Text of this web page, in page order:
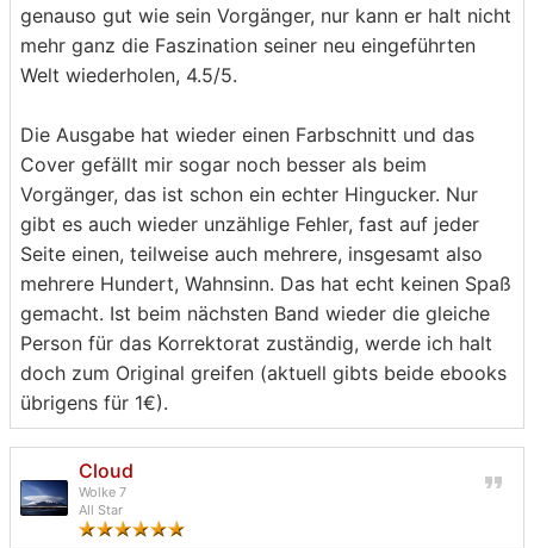
Handlung fängt mit einem mysteriösen Mordfall
an: Aus dem Opfer ist ein Baum gewachsen...
Eine fantastische Welt, eine interessante Story,
gestimmt und das Buch war in Windeseile
durch. Die weiteren Fälle werde ich mir definitiv
auch noch holen. 5/5
Das war mein erstes Buch mit einem
Farbschnitt, was echt schick aussieht. Sowas
könnte es auch gerne mal bei SF-Romanen
geben. Nicht so toll dagegen die zahlreichen
Fehler in der deutschen Ausgabe. Okay, ein paar
können ja mal vorkommen, aber zweistellig
muss echt nicht sein.
genauso gut wie sein Vorgänger, nur kann er halt nicht
mehr ganz die Faszination seiner neu eingeführten
Welt wiederholen, 4.5/5.
Die Ausgabe hat wieder einen Farbschnitt und das
Cover gefällt mir sogar noch besser als beim
Vorgänger, das ist schon ein echter Hingucker. Nur
gibt es auch wieder unzählige Fehler, fast auf jeder
Seite einen, teilweise auch mehrere, insgesamt also
mehrere Hundert, Wahnsinn. Das hat echt keinen Spaß
gemacht. Ist beim nächsten Band wieder die gleiche
Person für das Korrektorat zuständig, werde ich halt
doch zum Original greifen (aktuell gibts beide ebooks
übrigens für 1€).
Cloud
Wolke 7
All Star